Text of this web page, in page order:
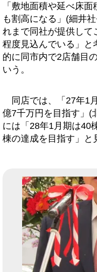
「敷地面積や延べ床
も割高になる」(細井
れまで同社が提供して
程度見込んでいる」と
的に同市内で2店舗目
いう。
同店では、「27年1
億7千万円を目指す」(
には「28年1月期は40
棟の達成を目指す」と